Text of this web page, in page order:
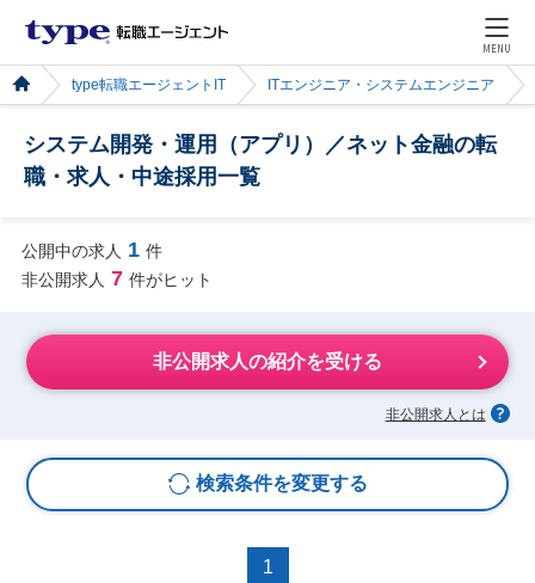
MENU
type転職エージェントIT ITエンジニア・システムエンジニア
システム開発・運用（アプリ）／ネット金融の転
職・求人・中途採用一覧
公開中の求人 1 件
非公開求人 7 件がヒット
非公開求人の紹介を受ける
非公開求人とは
検索条件を変更する
1